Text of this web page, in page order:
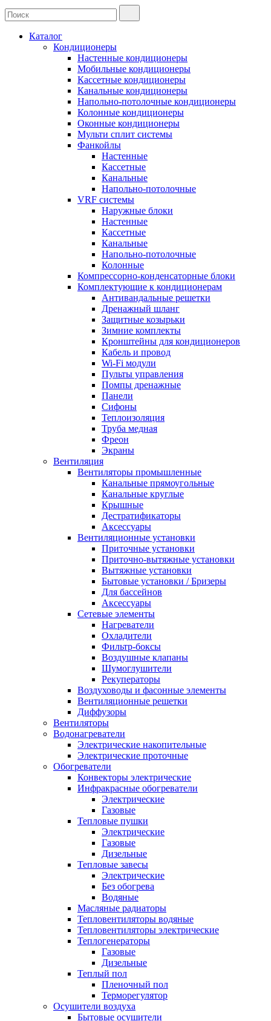
Каталог
Кондиционеры
Настенные кондиционеры
Мобильные кондиционеры
Кассетные кондиционеры
Канальные кондиционеры
Напольно-потолочные кондиционеры
Колонные кондиционеры
Оконные кондиционеры
Мульти сплит системы
Фанкойлы
Настенные
Кассетные
Канальные
Напольно-потолочные
VRF системы
Наружные блоки
Настенные
Кассетные
Канальные
Напольно-потолочные
Колонные
Компрессорно-конденсаторные блоки
Комплектующие к кондиционерам
Антивандальные решетки
Дренажный шланг
Защитные козырьки
Зимние комплекты
Кронштейны для кондиционеров
Кабель и провод
Wi-Fi модули
Пульты управления
Помпы дренажные
Панели
Сифоны
Теплоизоляция
Труба медная
Фреон
Экраны
Вентиляция
Вентиляторы промышленные
Канальные прямоугольные
Канальные круглые
Крышные
Дестратификаторы
Аксессуары
Вентиляционные установки
Приточные установки
Приточно-вытяжные установки
Вытяжные установки
Бытовые установки / Бризеры
Для бассейнов
Аксессуары
Сетевые элементы
Нагреватели
Охладители
Фильтр-боксы
Воздушные клапаны
Шумоглушители
Рекуператоры
Воздуховоды и фасонные элементы
Вентиляционные решетки
Диффузоры
Вентиляторы
Водонагреватели
Электрические накопительные
Электрические проточные
Обогреватели
Конвекторы электрические
Инфракрасные обогреватели
Электрические
Газовые
Тепловые пушки
Электрические
Газовые
Дизельные
Тепловые завесы
Электрические
Без обогрева
Водяные
Масляные радиаторы
Тепловентиляторы водяные
Тепловентиляторы электрические
Теплогенераторы
Газовые
Дизельные
Теплый пол
Пленочный пол
Терморегулятор
Осушители воздуха
Бытовые осушители